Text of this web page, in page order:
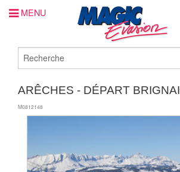
MENU
ARÊCHES - DÉPART
M0812148